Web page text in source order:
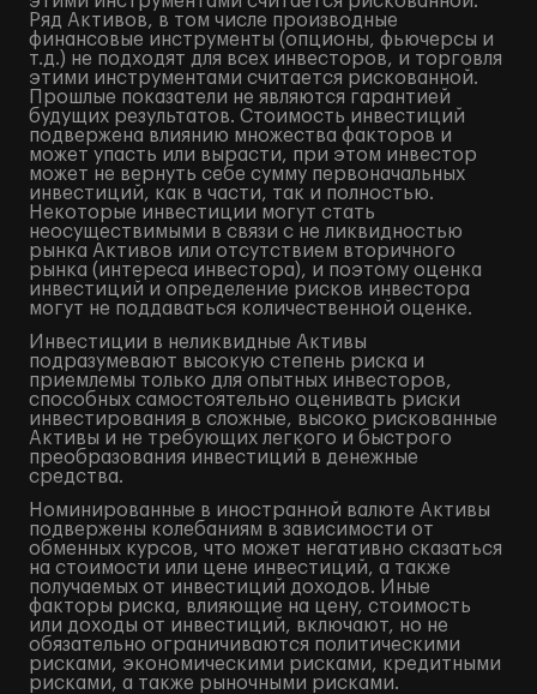
Ряд Активов, в том числе производные
финансовые инструменты (опционы, фьючерсы и
т.д.) не подходят для всех инвесторов, и торговля
этими инструментами считается рискованной.
Прошлые показатели не являются гарантией
будущих результатов. Стоимость инвестиций
подвержена влиянию множества факторов и
может упасть или вырасти, при этом инвестор
может не вернуть себе сумму первоначальных
инвестиций, как в части, так и полностью.
Некоторые инвестиции могут стать
неосуществимыми в связи с не ликвидностью
рынка Активов или отсутствием вторичного
рынка (интереса инвестора), и поэтому оценка
инвестиций и определение рисков инвестора
могут не поддаваться количественной оценке.
Инвестиции в неликвидные Активы
подразумевают высокую степень риска и
приемлемы только для опытных инвесторов,
способных самостоятельно оценивать риски
инвестирования в сложные, высоко рискованные
Активы и не требующих легкого и быстрого
преобразования инвестиций в денежные
средства.
Номинированные в иностранной валюте Активы
подвержены колебаниям в зависимости от
обменных курсов, что может негативно сказаться
на стоимости или цене инвестиций, а также
получаемых от инвестиций доходов. Иные
факторы риска, влияющие на цену, стоимость
или доходы от инвестиций, включают, но не
обязательно ограничиваются политическими
рисками, экономическими рисками, кредитными
рисками, а также рыночными рисками.